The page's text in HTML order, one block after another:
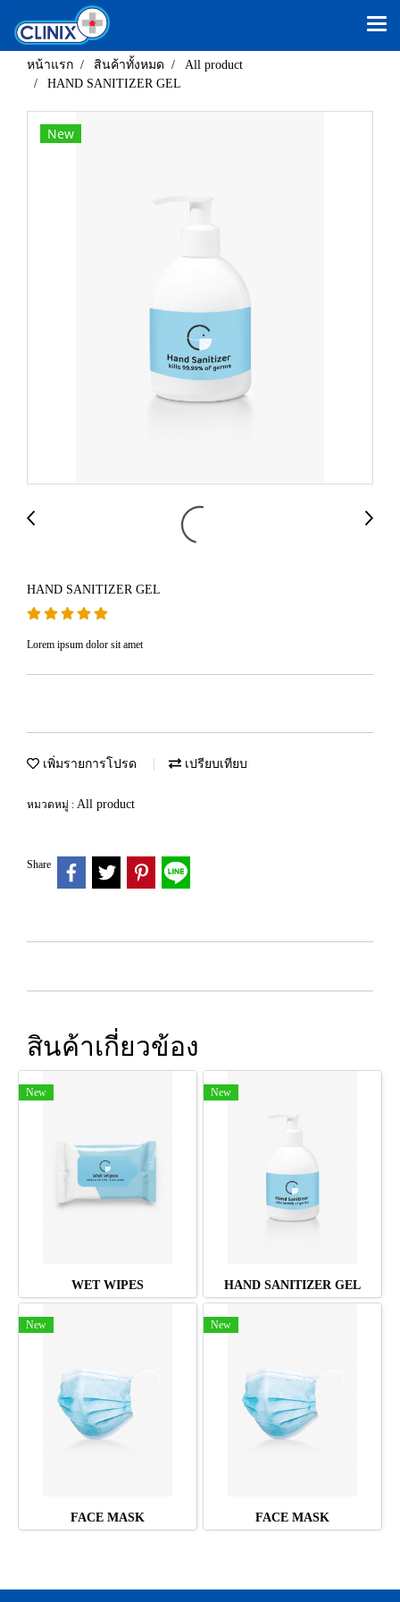
หน้าแรก สินค้าทั้งหมด
All product
HAND SANITIZER GEL
New
HAND SANITIZER GEL
Lorem ipsum dolor sit amet
เพิ่มรายการโปรด เปรียบเทียบ
หมวดหมู่ : All product
Share
สินค้าเกี่ยวข้อง
New
WET WIPES
New
HAND SANITIZER GEL
New
FACE MASK
New
FACE MASK